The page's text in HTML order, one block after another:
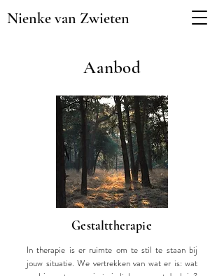
Nienke van Zwieten
Aanbod
Gestalttherapie
In therapie is er ruimte om te stil te staan bij
jouw situatie. We vertrekken van wat er is: wat